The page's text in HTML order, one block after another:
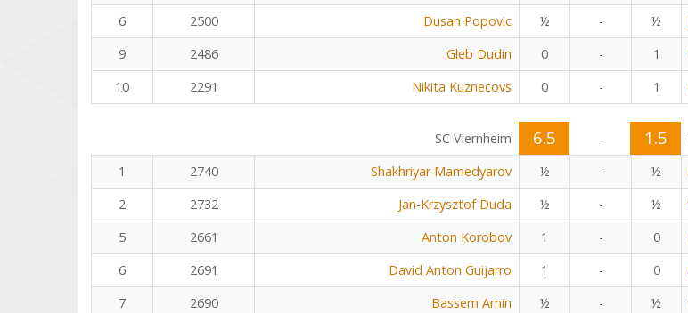
6
2500 Dusan Popovic ½ - ½
9
2486 Gleb Dudin 0 - 1
10
2291 Nikita Kuznecovs 0 - 1
SC Viernheim 6.5 - 1.5
1
2740 Shakhriyar Mamedyarov ½ - ½
2
2732 Jan-Krzysztof Duda ½ - ½
5
2661 Anton Korobov 1 - 0
6
2691 David Anton Guijarro 1 - 0
7
2690 Bassem Amin ½ - ½